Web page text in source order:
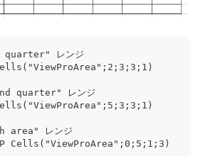
レンジ
quarter" レンジ
area" レンジ
Cells("ViewProArea";0;5;1;3)